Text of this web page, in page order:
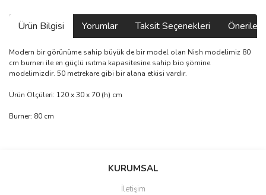
Ürün Bilgisi Yorumlar Taksit Seçenekleri
Modern bir görünüme sahip büyük de bir model olan Nish modelimiz 80
cm burnerı ile en güçlü ısıtma kapasitesine sahip bio şömine
modelimizdir. 50 metrekare gibi bir alana etkisi vardır.
Ürün Ölçüleri: 120 x 30 x 70 (h) cm
Burner: 80 cm
Bu ürüne ilk yorumu siz yapın!
KURUMSAL
İletişim